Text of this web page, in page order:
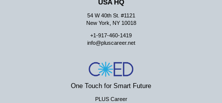
USA HQ
54 W 40th St. #1121
New York, NY 10018
+1-917-460-1419
info@pluscareer.net
One Touch for Smart Future
PLUS Career